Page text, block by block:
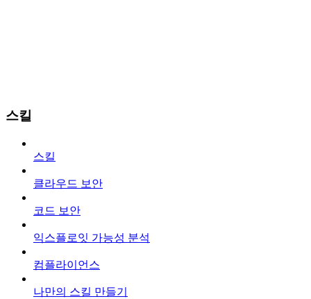
스킬
스킬
클라우드 보안
코드 보안
익스플로잇 가능성 분석
컴플라이언스
나만의 스킬 만들기